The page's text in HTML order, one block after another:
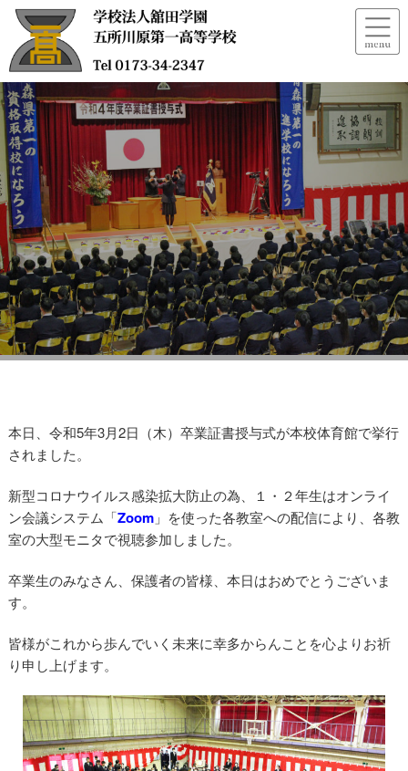
本日、令和5年3月2日（木）卒業証書授与式が本校体育館で挙行
されました。
新型コロナウイルス感染拡大防止の為、１・２年生はオンライ
ン会議システム「Zoom」を使った各教室への配信により、各教
室の大型モニタで視聴参加しました。
卒業生のみなさん、保護者の皆様、本日はおめでとうございま
す。
皆様がこれから歩んでいく未来に幸多からんことを心よりお祈
り申し上げます。